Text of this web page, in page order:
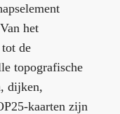
het
de
topografische
dijken,
kaarten zijn